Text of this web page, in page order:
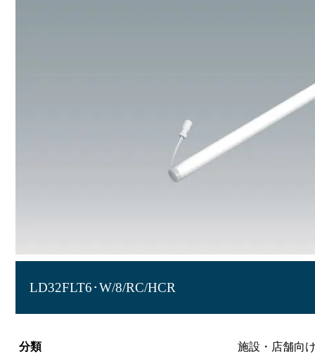
LD32FLT6･W/8/RC/HCR
分類
施設・店舗向